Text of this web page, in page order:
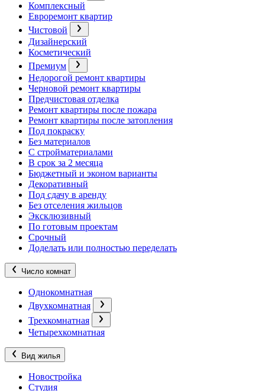
Комплексный
Евроремонт квартир
Чистовой
Дизайнерский
Косметический
Премиум
Недорогой ремонт квартиры
Черновой ремонт квартиры
Предчистовая отделка
Ремонт квартиры после пожара
Ремонт квартиры после затопления
Под покраску
Без материалов
С стройматериалами
В срок за 2 месяца
Бюджетный и эконом варианты
Декоративный
Под сдачу в аренду
Без отселения жильцов
Эксклюзивный
По готовым проектам
Срочный
Доделать или полностью переделать
Число комнат
Однокомнатная
Двухкомнатная
Трехкомнатная
Четырехкомнатная
Вид жилья
Новостройка
Студия